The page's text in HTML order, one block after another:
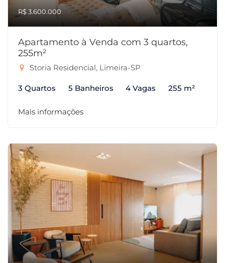
R$ 3.600.000
Apartamento à Venda com 3 quartos,
255m²
Storia Residencial, Limeira-SP
3 Quartos 5 Banheiros 4 Vagas 255 m²
Mais informações